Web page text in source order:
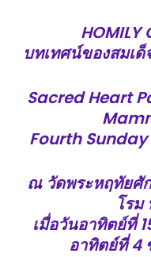
HOMILY
บทเทศน์ของสมเ
Sacred Heart
Fourth Sunday
ณ วัดพระหฤทัยศั
โรม
เมื่อวันอาทิตย์ที่
อาทิตย์ที่ 4